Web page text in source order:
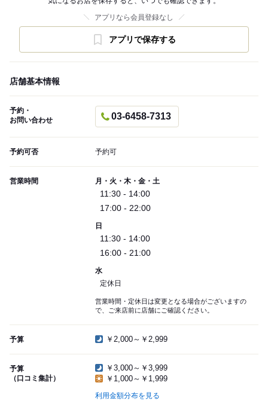
アプリなら会員登録なし
アプリで保存する
店舗基本情報
予約・
お問い合わせ
03-6458-7313
予約可否 予約可
営業時間 月・火・木・金・土
11:30 - 14:00
17:00 - 22:00
日
11:30 - 14:00
16:00 - 21:00
水
定休日
営業時間・定休日は変更となる場合がございますの
で、ご来店前に店舗にご確認ください。
予算 ￥2,000～￥2,999
予算
（口コミ集計）
￥3,000～￥3,999
￥1,000～￥1,999
利用金額分布を見る